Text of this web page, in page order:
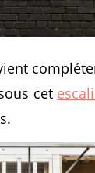
cet